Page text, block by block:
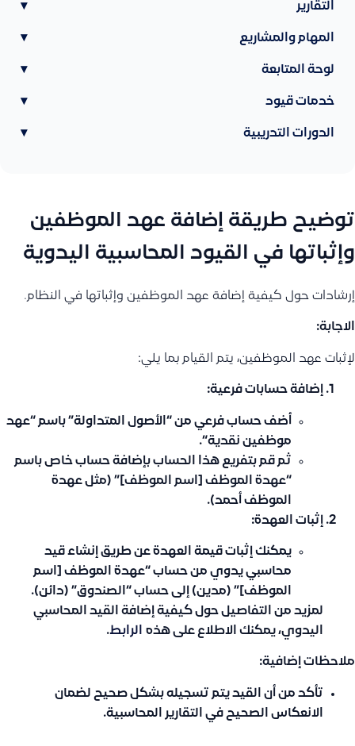
التقارير ▾
المهام والمشاريع ▾
لوحة المتابعة ▾
خدمات قيود ▾
الدورات التدريبية ▾
توضيح طريقة إضافة عهد الموظفين
وإثباتها في القيود المحاسبية اليدوية
إرشادات حول كيفية إضافة عهد الموظفين وإثباتها في النظام.
الاجابة:
لإثبات عهد الموظفين، يتم القيام بما يلي:
إضافة حسابات فرعية:
أضف حساب فرعي من “ الأصول المتداولة” باسم “عهد
موظفين نقدية“.
ثم قم بتفريع هذا الحساب بإضافة حساب خاص باسم
“عهدة الموظف [اسم الموظف]” (مثل عهدة
الموظف أحمد).
إثبات العهدة:
يمكنك إثبات قيمة العهدة عن طريق إنشاء قيد
محاسبي يدوي من حساب “عهدة الموظف [اسم
الموظف]” (مدين) إلى حساب “الصندوق” (دائن).
لمزيد من التفاصيل حول كيفية إضافة القيد المحاسبي
اليدوي، يمكنك الاطلاع على هذه
الرابط.
ملاحظات إضافية:
تأكد من أن القيد يتم تسجيله بشكل صحيح لضمان
الانعكاس الصحيح في التقارير المحاسبية.